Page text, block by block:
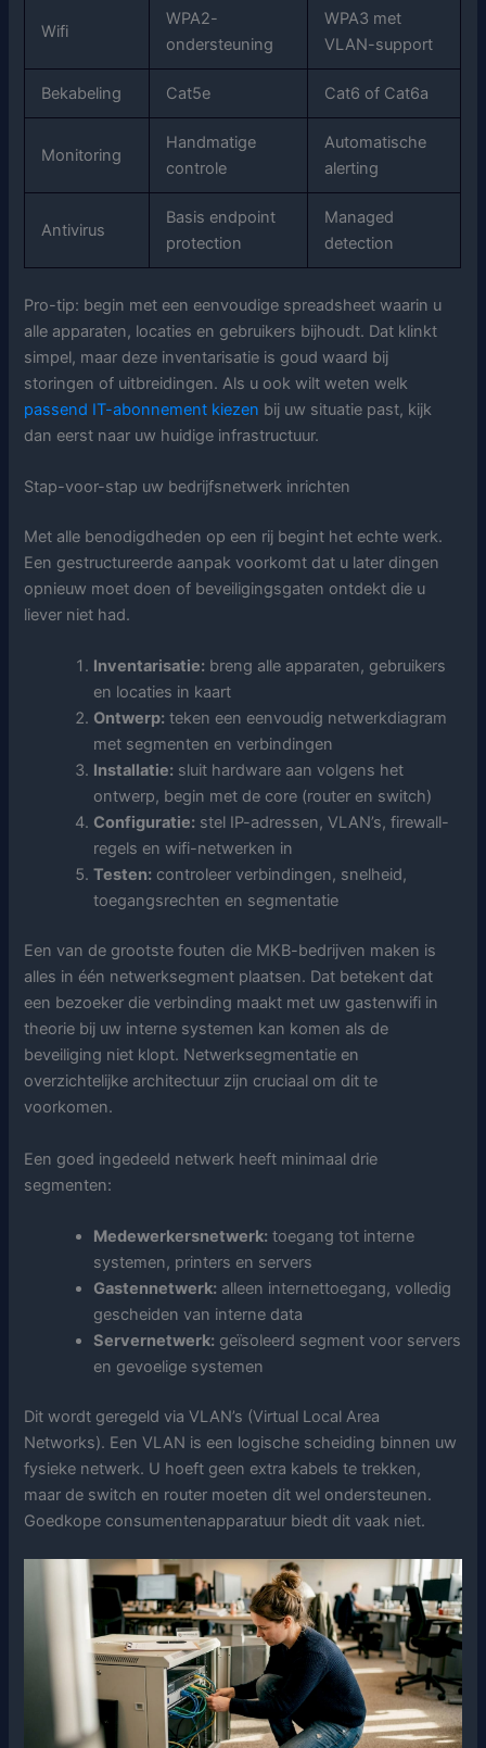
Wifi
WPA2-
ondersteuning
WPA3 met
VLAN-support
Bekabeling Cat5e Cat6 of Cat6a
Monitoring
Handmatige
controle
Automatische
alerting
Antivirus
Basis endpoint
protection
Managed
detection
Pro-tip: begin met een eenvoudige spreadsheet waarin u
alle apparaten, locaties en gebruikers bijhoudt. Dat klinkt
simpel, maar deze inventarisatie is goud waard bij
storingen of uitbreidingen. Als u ook wilt weten welk
passend IT-abonnement kiezen bij uw situatie past, kijk
dan eerst naar uw huidige infrastructuur.
Stap-voor-stap uw bedrijfsnetwerk inrichten
Met alle benodigdheden op een rij begint het echte werk.
Een gestructureerde aanpak voorkomt dat u later dingen
opnieuw moet doen of beveiligingsgaten ontdekt die u
liever niet had.
Inventarisatie: breng alle apparaten, gebruikers
en locaties in kaart
Ontwerp: teken een eenvoudig netwerkdiagram
met segmenten en verbindingen
Installatie: sluit hardware aan volgens het
ontwerp, begin met de core (router en switch)
Configuratie: stel IP-adressen, VLAN’s, firewall-
regels en wifi-netwerken in
Testen: controleer verbindingen, snelheid,
toegangsrechten en segmentatie
Een van de grootste fouten die MKB-bedrijven maken is
alles in één netwerksegment plaatsen. Dat betekent dat
een bezoeker die verbinding maakt met uw gastenwifi in
theorie bij uw interne systemen kan komen als de
beveiliging niet klopt. Netwerksegmentatie en
overzichtelijke architectuur zijn cruciaal om dit te
voorkomen.
Een goed ingedeeld netwerk heeft minimaal drie
segmenten:
Medewerkersnetwerk: toegang tot interne
systemen, printers en servers
Gastennetwerk: alleen internettoegang, volledig
gescheiden van interne data
Servernetwerk: geïsoleerd segment voor servers
en gevoelige systemen
Dit wordt geregeld via VLAN’s (Virtual Local Area
Networks). Een VLAN is een logische scheiding binnen uw
fysieke netwerk. U hoeft geen extra kabels te trekken,
maar de switch en router moeten dit wel ondersteunen.
Goedkope consumentenapparatuur biedt dit vaak niet.